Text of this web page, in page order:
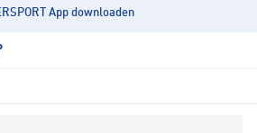
App downloaden